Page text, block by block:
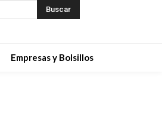
Buscar
Empresas y Bolsillos